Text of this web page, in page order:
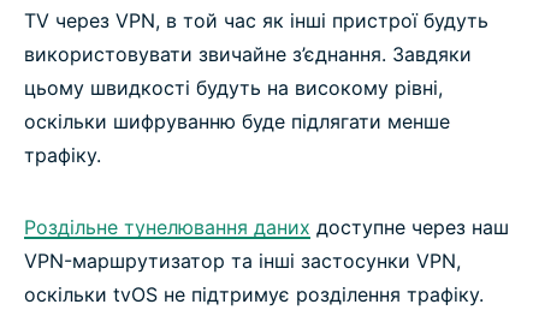
TV через VPN, в той час як інші пристрої будуть
використовувати звичайне з’єднання. Завдяки
цьому швидкості будуть на високому рівні,
оскільки шифруванню буде підлягати менше
трафіку.
Роздільне тунелювання даних доступне через наш
VPN-маршрутизатор та інші застосунки VPN,
оскільки tvOS не підтримує розділення трафіку.